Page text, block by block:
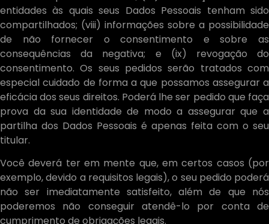
entidades às quais seus Dados Pessoais tenham sido
compartilhados; (viii) informações sobre a possibilidade
de não fornecer o consentimento e sobre as
consequências da negativa; e (ix) revogação do
consentimento. Os seus pedidos serão tratados com
especial cuidado de forma a que possamos assegurar a
eficácia dos seus direitos. Poderá lhe ser pedido que faça
prova da sua identidade de modo a assegurar que a
partilha dos Dados Pessoais é apenas feita com o seu
titular.
Você deverá ter em mente que, em certos casos (por
exemplo, devido a requisitos legais), o seu pedido poderá
não ser imediatamente satisfeito, além de que nós
poderemos não conseguir atendê-lo por conta de
cumprimento de obrigações legais.